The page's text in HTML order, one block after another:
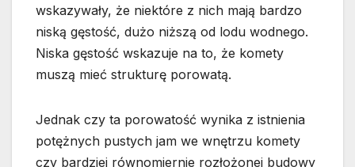
wskazywały, że niektóre z nich mają bardzo
niską gęstość, dużo niższą od lodu wodnego.
Niska gęstość wskazuje na to, że komety
muszą mieć strukturę porowatą.
Jednak czy ta porowatość wynika z istnienia
potężnych pustych jam we wnętrzu komety
czy bardziej równomiernie rozłożonej budowy